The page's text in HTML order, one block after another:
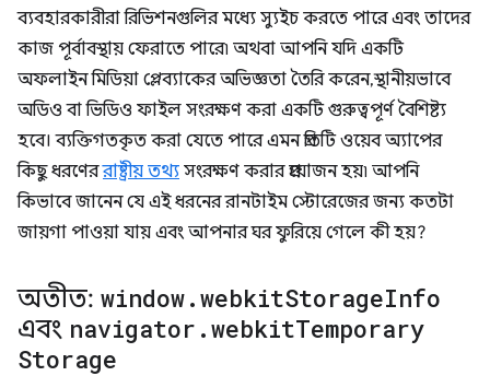
ব্যবহারকারীরা রিভিশনগুলির মধ্যে স্যুইচ করতে পারে এবং তাদের
কাজ পূর্বাবস্থায় ফেরাতে পারে৷ অথবা আপনি যদি একটি
অফলাইন মিডিয়া প্লেব্যাকের অভিজ্ঞতা তৈরি করেন, স্থানীয়ভাবে
অডিও বা ভিডিও ফাইল সংরক্ষণ করা একটি গুরুত্বপূর্ণ বৈশিষ্ট্য
হবে। ব্যক্তিগতকৃত করা যেতে পারে এমন প্রতিটি ওয়েব অ্যাপের
কিছু ধরণেররাষ্ট্রীয় তথ্য সংরক্ষণ করার প্রয়োজন হয়৷ আপনি
কিভাবে জানেন যে এই ধরনের রানটাইম স্টোরেজের জন্য কতটা
জায়গা পাওয়া যায় এবং আপনার ঘর ফুরিয়ে গেলে কী হয়?
অতীত: window.webkitStorageInfo
এবং navigator .webkitTemporary
Storage